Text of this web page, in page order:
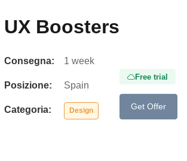
UX Boosters
Consegna: 1 week
Posizione: Spain
Categoria: Design
Free trial
Get Offer